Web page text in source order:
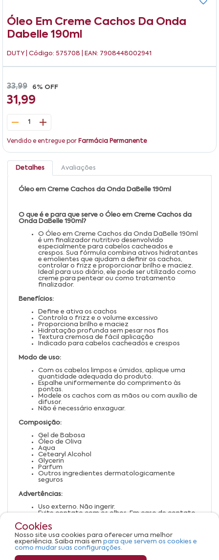
Óleo Em Creme Cachos Da Onda
Dabelle 190ml
DUTY | Código: 575708 | EAN: 7908448002941
33,99 6% OFF
31,99
1
Vendido e entregue por Farmácia Permanente
Detalhes Avaliações
Óleo em Creme Cachos da Onda DaBelle 190ml
O que é e para que serve o Óleo em Creme Cachos da
Onda DaBelle 190ml?
O Óleo em Creme Cachos da Onda DaBelle 190ml
é um finalizador nutritivo desenvolvido
especialmente para cabelos cacheados e
crespos. Sua fórmula combina ativos hidratantes
e emolientes que ajudam a definir os cachos,
controlar o frizz e proporcionar brilho e maciez.
Ideal para uso diário, ele pode ser utilizado como
creme para pentear ou como tratamento
finalizador.
Benefícios:
Define e ativa os cachos
Controla o frizz e o volume excessivo
Proporciona brilho e maciez
Hidratação profunda sem pesar nos fios
Textura cremosa de fácil aplicação
Indicado para cabelos cacheados e crespos
Modo de uso:
Com os cabelos limpos e úmidos, aplique uma
quantidade adequada do produto.
Espalhe uniformemente do comprimento às
pontas.
Modele os cachos com as mãos ou com auxílio de
difusor.
Não é necessário enxaguar.
Composição:
Gel de Babosa
Óleo de Oliva
Aqua
Cetearyl Alcohol
Glycerin
Parfum
Outros ingredientes dermatologicamente
seguros
Advertências:
Uso externo. Não ingerir.
Evite contato com os olhos. Em caso de contato,
Suspenda o uso em caso de irritação ou alergia.
Mantenha fora do alcance de crianças.
Armazene em local fresco, seco e ao abrigo da
luz.
Cookies
Nosso site usa cookies para oferecer uma melhor
experiência. Saiba mais em para que servem os cookies e
como mudar suas configurações.